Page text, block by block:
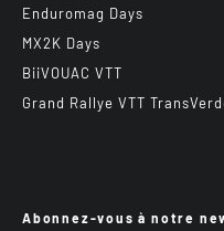
Enduromag Days
MX2K Days
BiiVOUAC VTT
Grand Rallye VTT
Abonnez-vous à notre